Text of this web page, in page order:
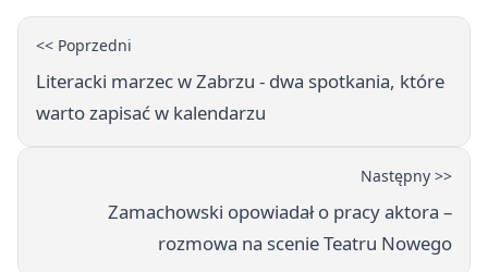
<< Poprzedni
Literacki marzec w Zabrzu - dwa spotkania, które
warto zapisać w kalendarzu
Następny >>
Zamachowski opowiadał o pracy aktora –
rozmowa na scenie Teatru Nowego